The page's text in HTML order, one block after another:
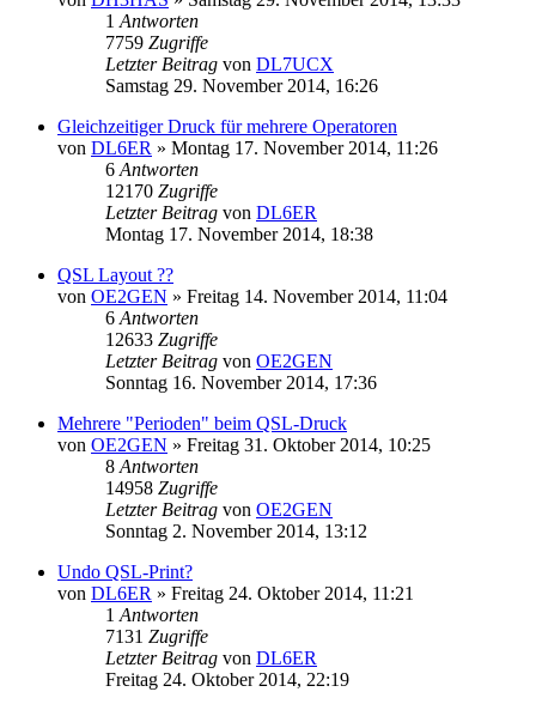
1 Antworten
7759 Zugriffe
Letzter Beitrag von DL7UCX
Samstag 29. November 2014, 16:26
Gleichzeitiger Druck für mehrere Operatoren
von DL6ER » Montag 17. November 2014, 11:26
6 Antworten
12170 Zugriffe
Letzter Beitrag von DL6ER
Montag 17. November 2014, 18:38
QSL Layout ??
von OE2GEN » Freitag 14. November 2014, 11:04
6 Antworten
12633 Zugriffe
Letzter Beitrag von OE2GEN
Sonntag 16. November 2014, 17:36
Mehrere "Perioden" beim QSL-Druck
von OE2GEN » Freitag 31. Oktober 2014, 10:25
8 Antworten
14958 Zugriffe
Letzter Beitrag von OE2GEN
Sonntag 2. November 2014, 13:12
Undo QSL-Print?
von DL6ER » Freitag 24. Oktober 2014, 11:21
1 Antworten
7131 Zugriffe
Letzter Beitrag von DL6ER
Freitag 24. Oktober 2014, 22:19